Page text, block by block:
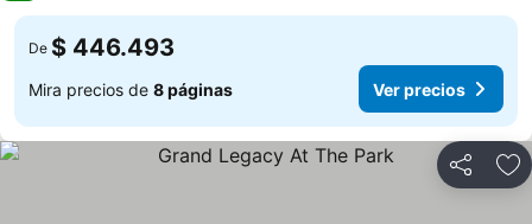
De $ 446.493
Mira precios de 8 páginas Ver precios
Compartir